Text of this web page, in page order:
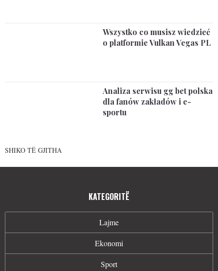
Wszystko co musisz wiedzieć
o platformie Vulkan Vegas PL
Analiza serwisu gg bet polska
dla fanów zakładów i e-
sportu
SHIKO TË GJITHA
KATEGORITË
Lajme
Ekonomi
Sport